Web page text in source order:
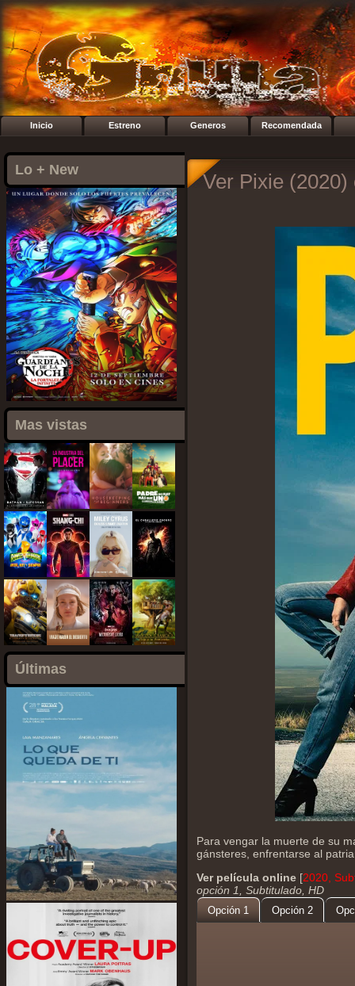
Inicio Estreno Generos Recomendada
Lo + New
Mas vistas
Últimas
Ver Pixie (2020)
Para vengar la muerte de su
gánsteres, enfrentarse al
Ver película online [2020,
opción 1, Subtitulado, HD
Opción 1 Opción 2